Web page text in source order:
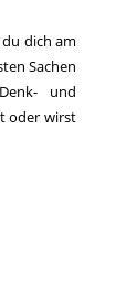
dich am
Sachen
und
oder wirst